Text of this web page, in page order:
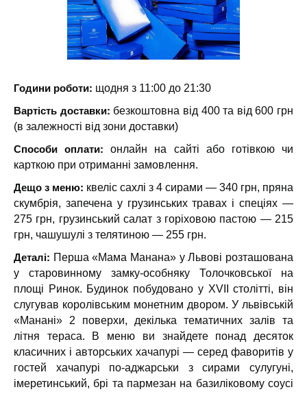
Години роботи: щодня з 11:00 до 21:30
Вартість доставки: безкоштовна від 400 та від 600 грн
(в залежності від зони доставки)
Способи оплати: онлайн на сайті або готівкою чи
карткою при отриманні замовлення.
Дещо з меню: квеліс сахлі з 4 сирами — 340 грн, пряна
скумбрія, запечена у грузинських травах і спеціях —
275 грн, грузинський салат з горіховою пастою — 215
грн, чашушулі з телятиною — 255 грн.
Деталі: Перша «Мама Манана» у Львові розташована
у старовинному замку-особняку Толочковської на
площі Ринок. Будинок побудовано у XVII столітті, він
слугував королівським монетним двором. У львівській
«Манані» 2 поверхи, декілька тематичних залів та
літня тераса. В меню ви знайдете понад десяток
класичних і авторських хачапурі — серед фаворитів у
гостей хачапурі по-аджарськи з сирами сулугуні,
імеретинський, брі та пармезан на базиліковому соусі